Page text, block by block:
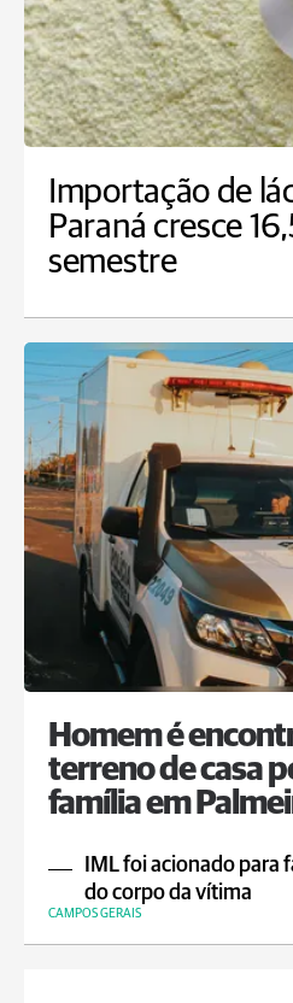
Importação de
Paraná cresce
semestre
Homem é
terreno de casa
família em
IML foi acionado para
do corpo da vítima
CAMPOS GERAIS